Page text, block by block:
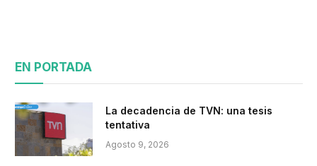
EN PORTADA
La decadencia de TVN: una tesis
tentativa
Agosto 9, 2026